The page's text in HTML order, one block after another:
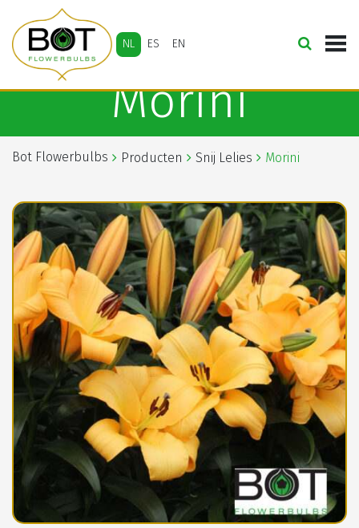
NL ES EN
Morini
Bot Flowerbulbs Producten Snij Lelies Morini